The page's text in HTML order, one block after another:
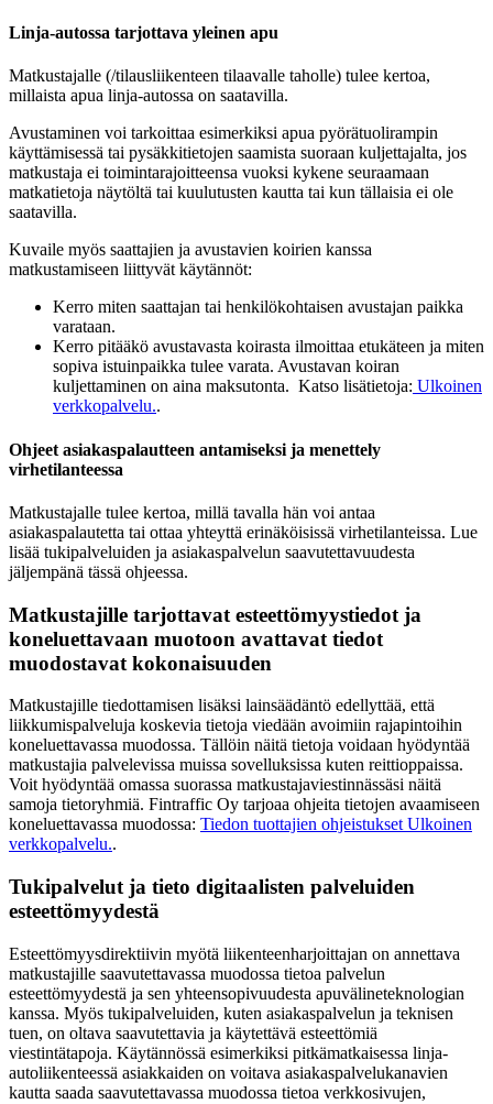
Linja-autossa tarjottava yleinen apu
Matkustajalle (/tilausliikenteen tilaavalle taholle) tulee kertoa,
millaista apua linja-autossa on saatavilla.
Avustaminen voi tarkoittaa esimerkiksi apua pyörätuolirampin
käyttämisessä tai pysäkkitietojen saamista suoraan kuljettajalta, jos
matkustaja ei toimintarajoitteensa vuoksi kykene seuraamaan
matkatietoja näytöltä tai kuulutusten kautta tai kun tällaisia ei ole
saatavilla.
Kuvaile myös saattajien ja avustavien koirien kanssa
matkustamiseen liittyvät käytännöt:
Kerro miten saattajan tai henkilökohtaisen avustajan paikka
varataan.
Kerro pitääkö avustavasta koirasta ilmoittaa etukäteen ja miten
sopiva istuinpaikka tulee varata. Avustavan koiran
kuljettaminen on aina maksutonta. Katso lisätietoja: Ulkoinen
verkkopalvelu..
Ohjeet asiakaspalautteen antamiseksi ja menettely
virhetilanteessa
Matkustajalle tulee kertoa, millä tavalla hän voi antaa
asiakaspalautetta tai ottaa yhteyttä erinäköisissä virhetilanteissa. Lue
lisää tukipalveluiden ja asiakaspalvelun saavutettavuudesta
jäljempänä tässä ohjeessa.
Matkustajille tarjottavat esteettömyystiedot ja
koneluettavaan muotoon avattavat tiedot
muodostavat kokonaisuuden
Matkustajille tiedottamisen lisäksi lainsäädäntö edellyttää, että
liikkumispalveluja koskevia tietoja viedään avoimiin rajapintoihin
koneluettavassa muodossa. Tällöin näitä tietoja voidaan hyödyntää
matkustajia palvelevissa muissa sovelluksissa kuten reittioppaissa.
Voit hyödyntää omassa suorassa matkustajaviestinnässäsi näitä
samoja tietoryhmiä. Fintraffic Oy tarjoaa ohjeita tietojen avaamiseen
koneluettavassa muodossa: Tiedon tuottajien ohjeistukset Ulkoinen
verkkopalvelu..
Tukipalvelut ja tieto digitaalisten palveluiden
esteettömyydestä
Esteettömyysdirektiivin myötä liikenteenharjoittajan on annettava
matkustajille saavutettavassa muodossa tietoa palvelun
esteettömyydestä ja sen yhteensopivuudesta apuvälineteknologian
kanssa. Myös tukipalveluiden, kuten asiakaspalvelun ja teknisen
tuen, on oltava saavutettavia ja käytettävä esteettömiä
viestintätapoja. Käytännössä esimerkiksi pitkämatkaisessa linja-
autoliikenteessä asiakkaiden on voitava asiakaspalvelukanavien
kautta saada saavutettavassa muodossa tietoa verkkosivujen,